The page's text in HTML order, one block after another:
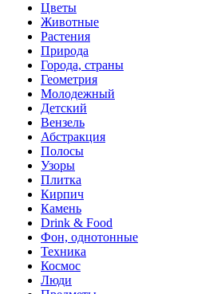
Цветы
Животные
Растения
Природа
Города, страны
Геометрия
Молодежный
Детский
Вензель
Абстракция
Полосы
Узоры
Плитка
Кирпич
Камень
Drink & Food
Фон, однотонные
Техника
Космос
Люди